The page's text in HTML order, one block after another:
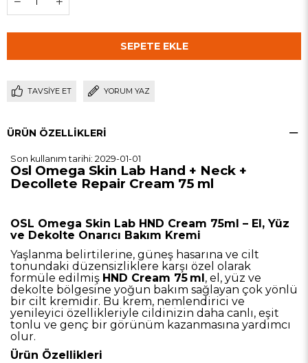
TAVSIYE ET YORUM YAZ
ÜRÜN ÖZELLIKLERI
Son kullanım tarihi: 2029-01-01
Osl Omega Skin Lab Hand + Neck +
Decollete Repair Cream 75 ml
OSL Omega Skin Lab HND Cream 75ml – El, Yüz
ve Dekolte Onarıcı Bakım Kremi
Yaşlanma belirtilerine, güneş hasarına ve cilt
tonundaki düzensizliklere karşı özel olarak
formüle edilmiş HND Cream 75 ml, el, yüz ve
dekolte bölgesine yoğun bakım sağlayan çok yönlü
bir cilt kremidir. Bu krem, nemlendirici ve
yenileyici özellikleriyle cildinizin daha canlı, eşit
tonlu ve genç bir görünüm kazanmasına yardımcı
olur.
Ürün Özellikleri